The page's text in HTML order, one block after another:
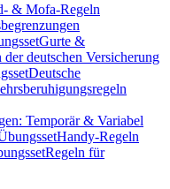
& Mofa-Regeln
Gurte &
deutschen Versicherung
Deutsche
Temporär & Variabel
Handy-Regeln
Regeln für